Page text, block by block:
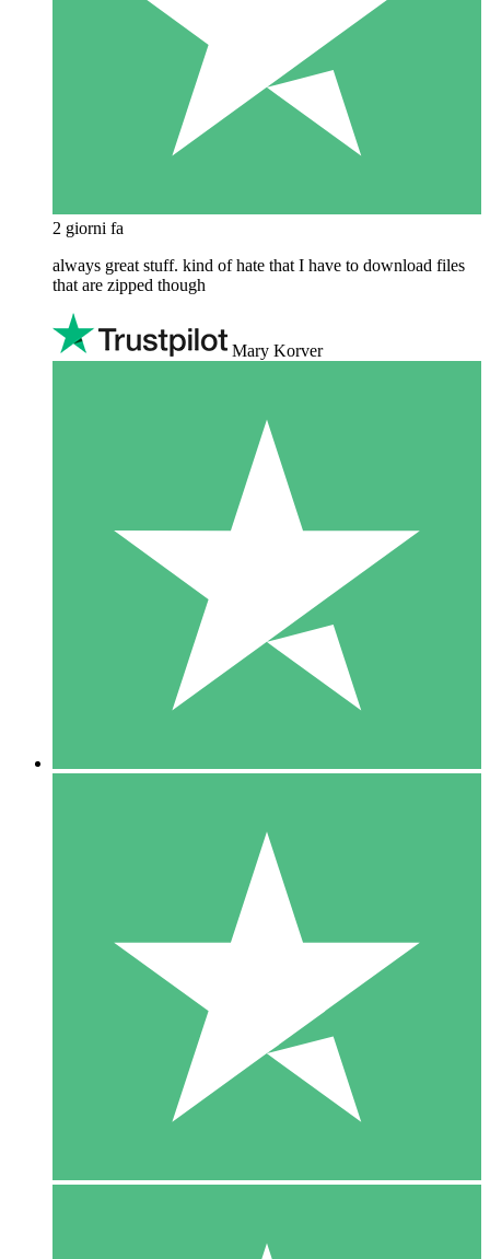
2 giorni fa
always great stuff. kind of hate that I have to download files
that are zipped though
Mary Korver